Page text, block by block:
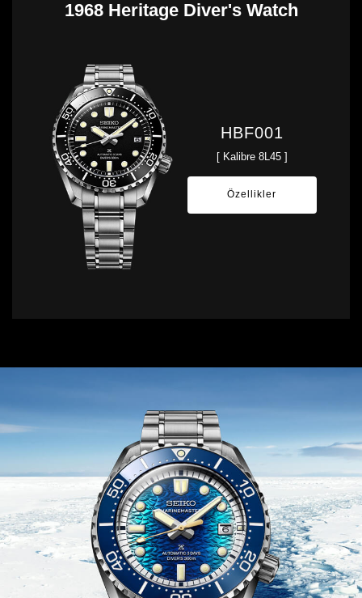
1968 Heritage Diver's Watch
HBF001
[ Kalibre 8L45 ]
Özellikler